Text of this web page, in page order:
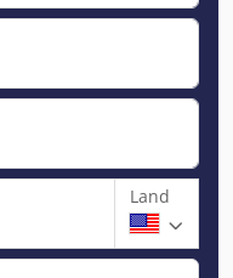
Land